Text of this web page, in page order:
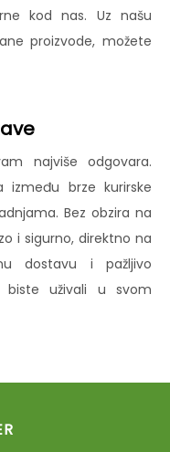
kod nas. Uz našu
proizvode, možete
najviše odgovara.
između brze kurirske
Bez obzira na
i sigurno, direktno na
dostavu i pažljivo
biste uživali u svom